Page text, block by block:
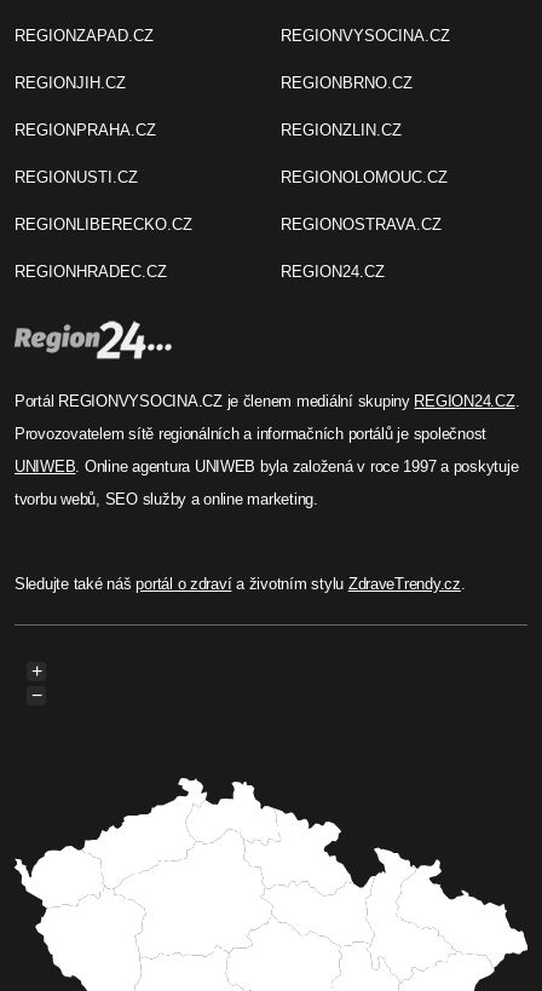
REGIONZAPAD.CZ
REGIONJIH.CZ
REGIONPRAHA.CZ
REGIONUSTI.CZ
REGIONLIBERECKO.CZ
REGIONHRADEC.CZ
REGIONVYSOCINA.CZ
REGIONBRNO.CZ
REGIONZLIN.CZ
REGIONOLOMOUC.CZ
REGIONOSTRAVA.CZ
REGION24.CZ
Portál REGIONVYSOCINA.CZ je členem mediální skupiny REGION24.CZ.
Provozovatelem sítě regionálních a informačních portálů je společnost
UNIWEB. Online agentura UNIWEB byla založená v roce 1997 a poskytuje
tvorbu webů, SEO služby a online marketing.
Sledujte také nášportál o zdravía životním stylu ZdraveTrendy.cz.
+
−